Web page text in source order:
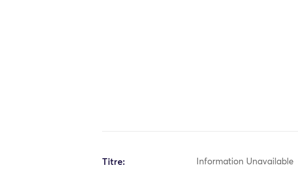
Titre: Information Unavailable